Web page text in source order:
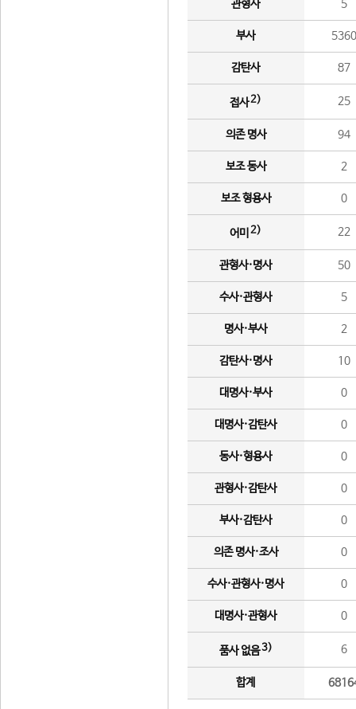
관형사 5
부사 5360
감탄사 87
접사2) 25
의존 명사 94
보조 동사 2
보조 형용사 0
어미 2) 22
관형사·명사 50
수사·관형사 5
명사·부사 2
감탄사·명사 10
대명사·부사 0
대명사·감탄사 0
동사·형용사 0
관형사·감탄사 0
부사·감탄사 0
의존 명사·조사 0
수사·관형사·명사 0
대명사·관형사 0
품사 없음3) 6
합계